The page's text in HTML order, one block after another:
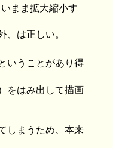
まま拡大縮小す
、は正しい。
いうことがあり得
をはみ出して描画
しまうため、本来